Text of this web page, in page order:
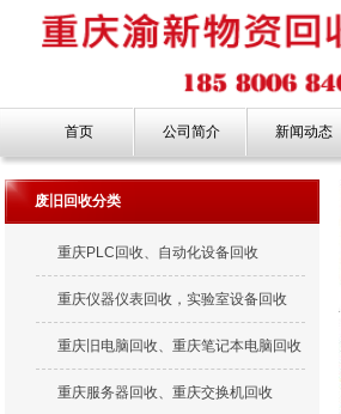
首页 公司简介 新闻动态
废旧回收分类
重庆PLC回收、自动化设备回收
重庆仪器仪表回收，实验室设备回收
重庆旧电脑回收、重庆笔记本电脑回收
重庆服务器回收、重庆交换机回收